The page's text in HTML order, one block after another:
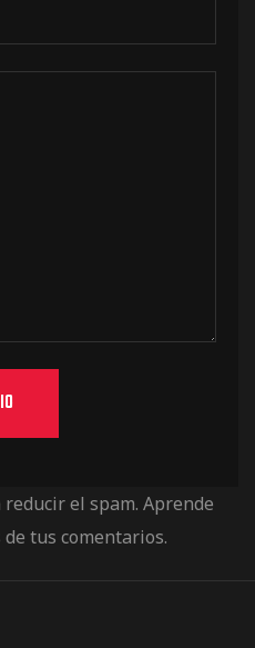
el spam. Aprende
tus comentarios.